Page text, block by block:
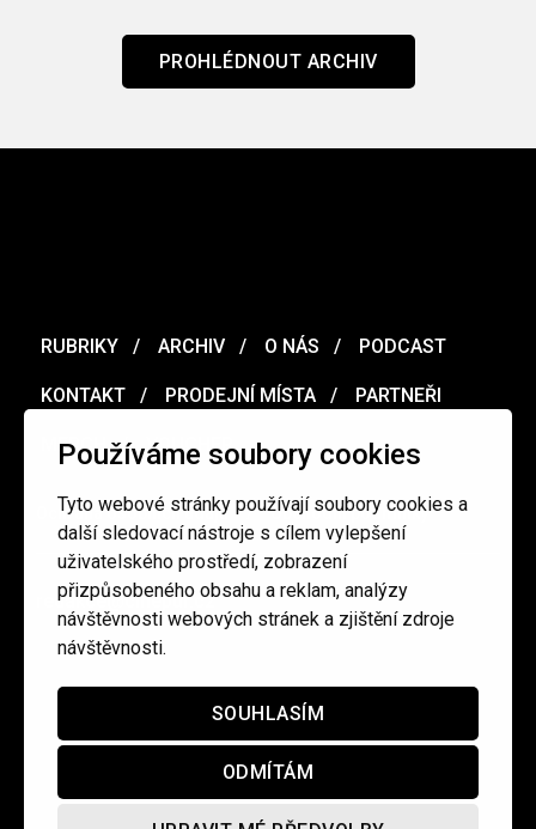
Používáme soubory cookies
Tyto webové stránky používají soubory cookies a
další sledovací nástroje s cílem vylepšení
uživatelského prostředí, zobrazení
přizpůsobeného obsahu a reklam, analýzy
návštěvnosti webových stránek a zjištění zdroje
návštěvnosti.
SOUHLASÍM
ODMÍTÁM
PROHLÉDNOUT ARCHIV
RUBRIKY ARCHIV O NÁS PODCAST
KONTAKT PRODEJNÍ MÍSTA PARTNEŘI
MERCH VOUCHER
Ochrana osobních údajů / Obchodní podmínky
redakce@cinepur.cz